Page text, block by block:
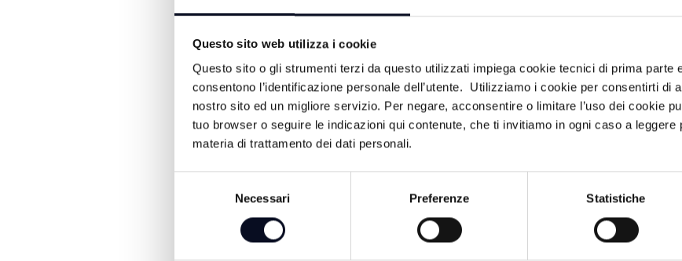
Questo sito web utilizza i cookie
Questo sito o gli strumenti terzi da questo utilizzati impiega cookie tecnici di prima parte
consentono l’identificazione personale dell’utente. Utilizziamo i cookie per consentirti di
nostro sito ed un migliore servizio. Per negare, acconsentire o limitare l’uso dei cookie
tuo browser o seguire le indicazioni qui contenute, che ti invitiamo in ogni caso a leggere
materia di trattamento dei dati personali.
Necessari Preferenze Statistiche
Sul posto si è registrato un massiccio dispiegamento di soccorsi: diverse
un’auto medica e un elicottero, insieme alle squadre dei Vigili del fuoco di
squadre Anas sono intervenute per la gestione della viabilità.
Gravi i disagi alla circolazione: la statale Romea è stata chiusa in entrambe le
13 e il km 21. Le operazioni di rimozione dei mezzi incidentati e di ripristino della
sono proseguite per tutta la mattinata.
Le indagini per chiarire la dinamica dell’incidente sono tuttora in corso.
(immagini Argnani)